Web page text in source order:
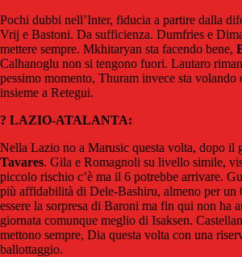
Pochi dubbi nell’Inter, fiducia a partire dalla
Vrij e Bastoni. Da sufficienza. Dumfries e
mettere sempre. Mkhitaryan sta facendo bene,
Calhanoglu non si tengono fuori. Lautaro
pessimo momento, Thuram invece sta volando
insieme a Retegui.
? LAZIO-ATALANTA:
Nella Lazio no a Marusic questa volta, dopo il
Tavares. Gila e Romagnoli su livello simile,
piccolo rischio c’è ma il 6 potrebbe arrivare.
più affidabilità di Dele-Bashiru, almeno per un
essere la sorpresa di Baroni ma fin qui non ha
giornata comunque meglio di Isaksen.
mettono sempre, Dia questa volta con una
ballottaggio.